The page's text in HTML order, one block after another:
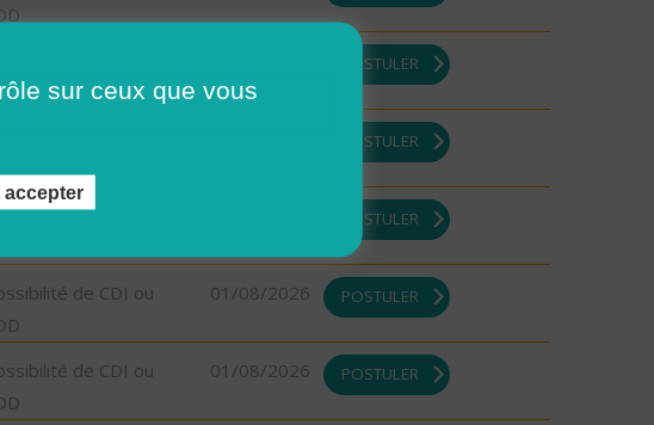
POSTULER
POSTULER
de CDI ou
POSTULER
de CDI ou
01/08/2026 POSTULER
de CDI ou
01/08/2026 POSTULER
sur ceux que vous
accepter